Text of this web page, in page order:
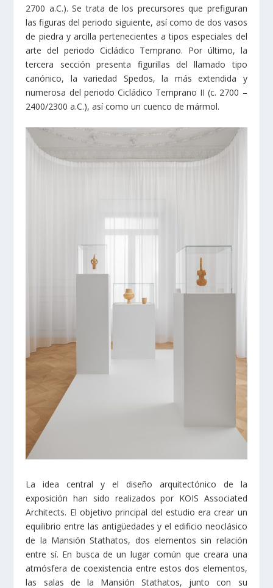
2700 a.C.). Se trata de los precursores que prefiguran
las figuras del periodo siguiente, así como de dos vasos
de piedra y arcilla pertenecientes a tipos especiales del
arte del periodo Cicládico Temprano. Por último, la
tercera sección presenta figurillas del llamado tipo
canónico, la variedad Spedos, la más extendida y
numerosa del periodo Cicládico Temprano II (c. 2700 –
2400/2300 a.C.), así como un cuenco de mármol.
La idea central y el diseño arquitectónico de la
exposición han sido realizados por KOIS Associated
Architects. El objetivo principal del estudio era crear un
equilibrio entre las antigüedades y el edificio neoclásico
de la Mansión Stathatos, dos elementos sin relación
entre sí. En busca de un lugar común que creara una
atmósfera de coexistencia entre estos dos elementos,
las salas de la Mansión Stathatos, junto con su